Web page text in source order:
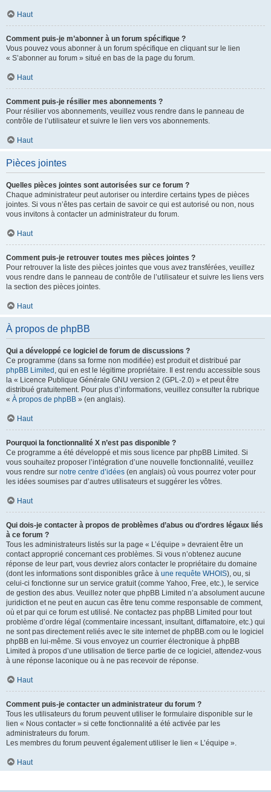
Haut
Comment puis-je m’abonner à un forum spécifique ?
Vous pouvez vous abonner à un forum spécifique en cliquant sur le lien
« S’abonner au forum » situé en bas de la page du forum.
Haut
Comment puis-je résilier mes abonnements ?
Pour résilier vos abonnements, veuillez vous rendre dans le panneau de
contrôle de l’utilisateur et suivre le lien vers vos abonnements.
Haut
Pièces jointes
Quelles pièces jointes sont autorisées sur ce forum ?
Chaque administrateur peut autoriser ou interdire certains types de pièces
jointes. Si vous n’êtes pas certain de savoir ce qui est autorisé ou non, nous
vous invitons à contacter un administrateur du forum.
Haut
Comment puis-je retrouver toutes mes pièces jointes ?
Pour retrouver la liste des pièces jointes que vous avez transférées, veuillez
vous rendre dans le panneau de contrôle de l’utilisateur et suivre les liens vers
la section des pièces jointes.
Haut
À propos de phpBB
Qui a développé ce logiciel de forum de discussions ?
Ce programme (dans sa forme non modifiée) est produit et distribué par
phpBB Limited , qui en est le légitime propriétaire. Il est rendu accessible sous
la « Licence Publique Générale GNU version 2 (GPL-2.0) » et peut être
distribué gratuitement. Pour plus d’informations, veuillez consulter la rubrique
« À propos de phpBB » (en anglais).
Haut
Pourquoi la fonctionnalité X n’est pas disponible ?
Ce programme a été développé et mis sous licence par phpBB Limited. Si
vous souhaitez proposer l’intégration d’une nouvelle fonctionnalité, veuillez
vous rendre sur notre centre d’idées (en anglais) où vous pourrez voter pour
les idées soumises par d’autres utilisateurs et suggérer les vôtres.
Haut
Qui dois-je contacter à propos de problèmes d’abus ou d’ordres légaux liés
à ce forum ?
Tous les administrateurs listés sur la page « L’équipe » devraient être un
contact approprié concernant ces problèmes. Si vous n’obtenez aucune
réponse de leur part, vous devriez alors contacter le propriétaire du domaine
(dont les informations sont disponibles grâce à une requête WHOIS), ou, si
celui-ci fonctionne sur un service gratuit (comme Yahoo, Free, etc.), le service
de gestion des abus. Veuillez noter que phpBB Limited n’a absolument aucune
juridiction et ne peut en aucun cas être tenu comme responsable de comment,
où et par qui ce forum est utilisé. Ne contactez pas phpBB Limited pour tout
problème d’ordre légal (commentaire incessant, insultant, diffamatoire, etc.) qui
ne sont pas directement reliés avec le site internet de phpBB.com ou le logiciel
phpBB en lui-même. Si vous envoyez un courrier électronique à phpBB
Limited à propos d’une utilisation de tierce partie de ce logiciel, attendez-vous
à une réponse laconique ou à ne pas recevoir de réponse.
Haut
Comment puis-je contacter un administrateur du forum ?
Tous les utilisateurs du forum peuvent utiliser le formulaire disponible sur le
lien « Nous contacter » si cette fonctionnalité a été activée par les
administrateurs du forum.
Les membres du forum peuvent également utiliser le lien « L’équipe ».
Haut